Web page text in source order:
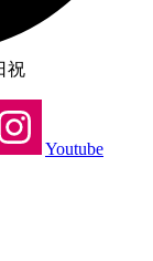
祝
Youtube